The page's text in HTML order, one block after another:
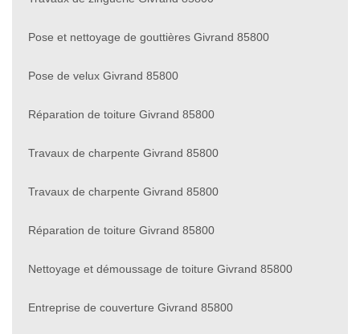
Pose et nettoyage de gouttières Givrand 85800
Pose de velux Givrand 85800
Réparation de toiture Givrand 85800
Travaux de charpente Givrand 85800
Travaux de charpente Givrand 85800
Réparation de toiture Givrand 85800
Nettoyage et démoussage de toiture Givrand 85800
Entreprise de couverture Givrand 85800